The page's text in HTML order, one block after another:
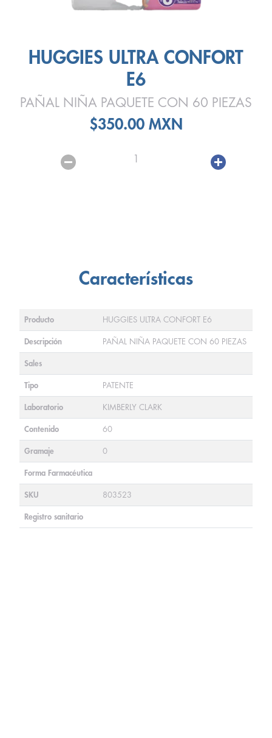
HUGGIES ULTRA CONFORT
E6
PAÑAL NIÑA PAQUETE CON 60 PIEZAS
$350.00 MXN
1
Características
Producto HUGGIES ULTRA CONFORT E6
Descripción PAÑAL NIÑA PAQUETE CON 60 PIEZAS
Sales
Tipo PATENTE
Laboratorio KIMBERLY CLARK
Contenido 60
Gramaje 0
Forma Farmacéutica
SKU 803523
Registro sanitario